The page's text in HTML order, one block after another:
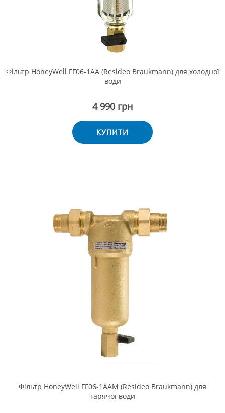
Фільтр HoneyWell FF06-1AA (Resideo Braukmann) для холодної
води
4 990 грн
КУПИТИ
Фільтр HoneyWell FF06-1ААМ (Resideo Braukmann) для
гарячої води